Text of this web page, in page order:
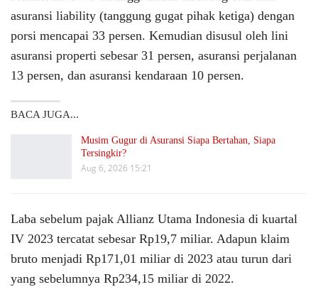
asuransi liability (tanggung gugat pihak ketiga) dengan
porsi mencapai 33 persen. Kemudian disusul oleh lini
asuransi properti sebesar 31 persen, asuransi perjalanan
13 persen, dan asuransi kendaraan 10 persen.
BACA JUGA...
Musim Gugur di Asuransi Siapa Bertahan, Siapa
Tersingkir?
Aug 6, 2026 15:21
Laba sebelum pajak Allianz Utama Indonesia di kuartal
IV 2023 tercatat sebesar Rp19,7 miliar. Adapun klaim
bruto menjadi Rp171,01 miliar di 2023 atau turun dari
yang sebelumnya Rp234,15 miliar di 2022.